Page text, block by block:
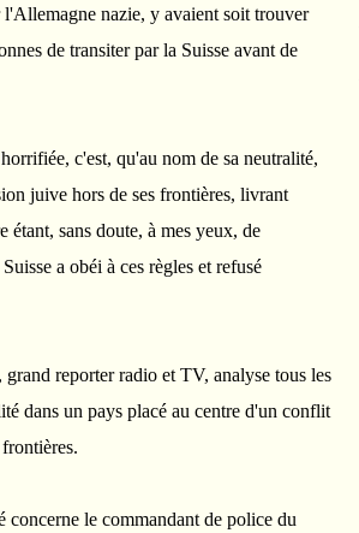
nazie, y avaient soit trouver
de transiter par la Suisse avant de
c'est, qu'au nom de sa neutralité,
juive hors de ses frontières, livrant
étant, sans doute, à mes yeux, de
a obéi à ces règles et refusé
reporter radio et TV, analyse tous les
dans un pays placé au centre d'un conflit
le commandant de police du